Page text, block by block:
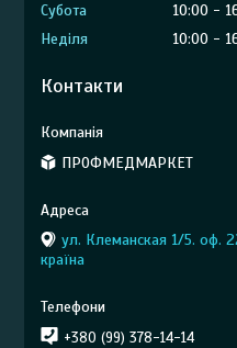
Субота
10:00
Неділя
10:00
Контакти
ПРОФМЕДМАРКЕТ
ул. Клеманская 1/5. оф.
країна
+380 (99) 378-14-14